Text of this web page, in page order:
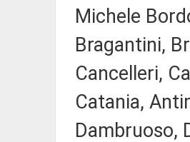
Michele
Bragantini,
Cancelleri,
Catania,
Dambruoso,